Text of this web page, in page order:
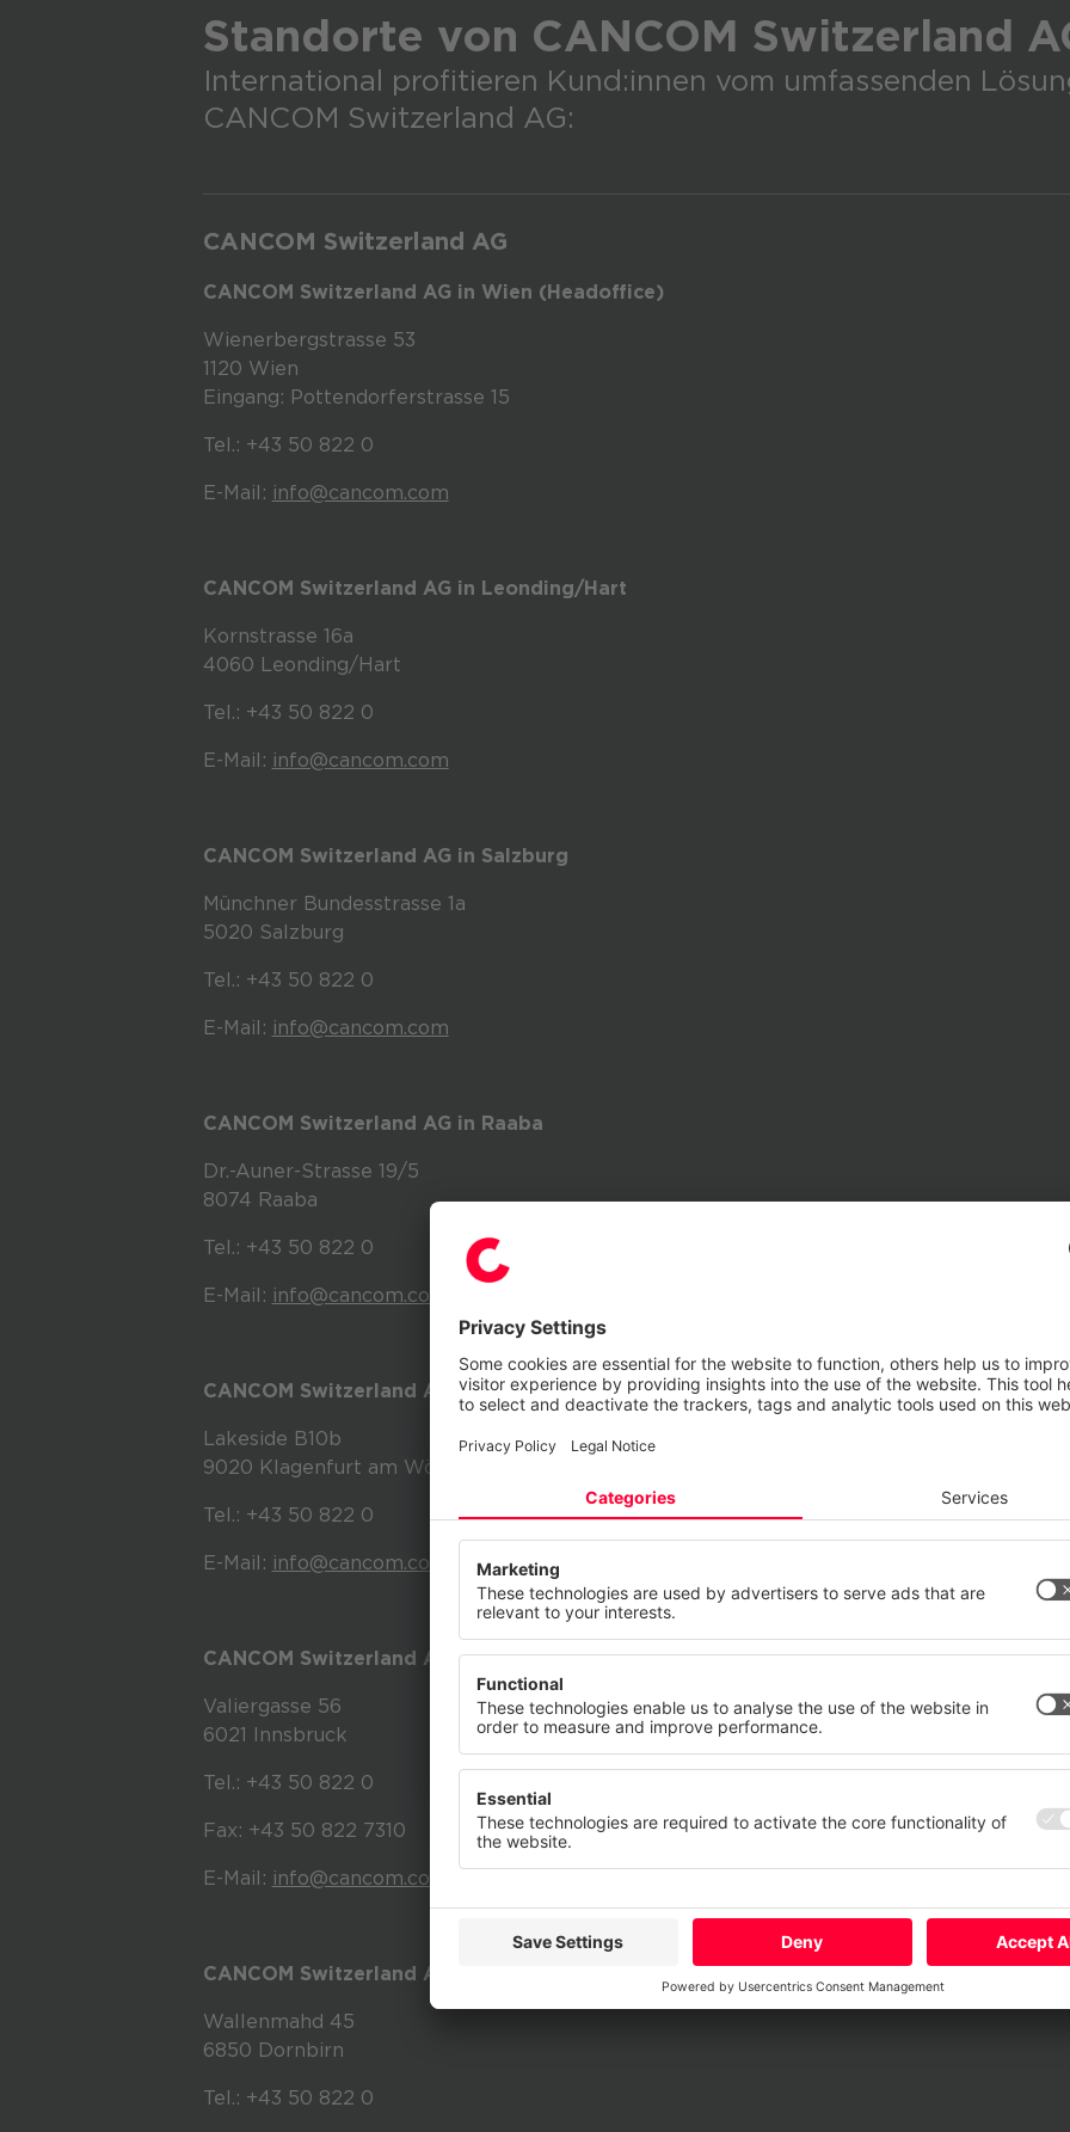
Standorte von CANCOM Switzerland
International profitieren Kund:innen vom umfassenden
CANCOM Switzerland AG:
CANCOM Switzerland AG
CANCOM Switzerland AG in Wien (Headoffice)
Wienerbergstrasse 53
1120 Wien
Eingang: Pottendorferstrasse 15
Tel.: +43 50 822 0
E-Mail: info@cancom.com
CANCOM Switzerland AG in Leonding/Hart
Kornstrasse 16a
4060 Leonding/Hart
Tel.: +43 50 822 0
E-Mail: info@cancom.com
CANCOM Switzerland AG in Salzburg
Münchner Bundesstrasse 1a
5020 Salzburg
Tel.: +43 50 822 0
E-Mail: info@cancom.com
CANCOM Switzerland AG in Raaba
Dr.-Auner-Strasse 19/5
8074 Raaba
Tel.: +43 50 822 0
E-Mail: info@cancom.com
CANCOM Switzerland AG in Klagenfurt
Lakeside B10b
9020 Klagenfurt am Wörthersee
Tel.: +43 50 822 0
E-Mail: info@cancom.com
CANCOM Switzerland AG in Innsbruck
Valiergasse 56
6021 Innsbruck
Tel.: +43 50 822 0
Fax: +43 50 822 7310
E-Mail: info@cancom.com
CANCOM Switzerland AG in Vorarlberg
Wallenmahd 45
6850 Dornbirn
Tel.: +43 50 822 0
Diese Website verwendet Cookies und ähnliche Technologien, um unsere
anzubieten, stetig zu verbessern und Werbung entsprechend Ihrer Interessen
anzuzeigen. Ihre Einwilligung können Sie jederzeit mit Wirkung für die Zukunft
DatenschutzImpressum
Mehr Ablehnen